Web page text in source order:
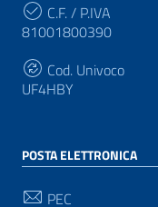
C.F. / P.IVA
81001800390
Cod. Univoco
UF4HBY
POSTA ELETTRONICA
PEC